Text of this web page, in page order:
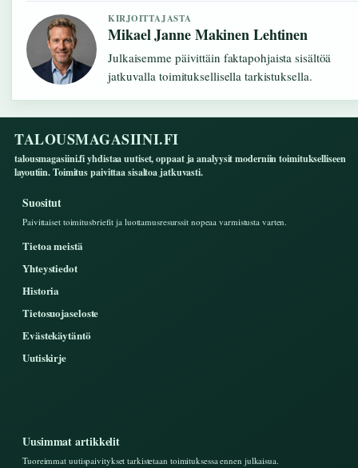
KIRJOITTAJASTA
Mikael Janne Makinen Lehtinen
Julkaisemme päivittäin faktapohjaista sisältöä
jatkuvalla toimituksellisella tarkistuksella.
TALOUSMAGASIINI.FI
talousmagasiini.fi yhdistaa uutiset, oppaat ja analyysit moderniin toimitukselliseen
layoutiin. Toimitus paivittaa sisaltoa jatkuvasti.
Suositut
Paivittaiset toimitusbriefit ja luottamusresurssit nopeaa varmistusta varten.
Tietoa meistä
Yhteystiedot
Historia
Tietosuojaseloste
Evästekäytäntö
Uutiskirje
Uusimmat artikkelit
Tuoreimmat uutispaivitykset tarkistetaan toimituksessa ennen julkaisua.